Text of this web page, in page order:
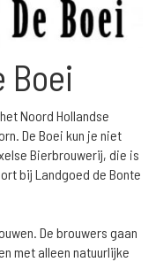
Boei
Noord Hollandse
De Boei kun je niet
Bierbrouwerij, die is
bij Landgoed de Bonte
De brouwers gaan
met alleen natuurlijke